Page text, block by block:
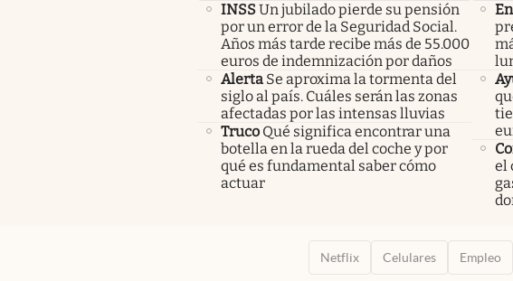
INSSUn jubilado pierde su pensión
por un error de la Seguridad Social.
Años más tarde recibe más de 55.000
euros de indemnización por daños
Alerta Se aproxima la tormenta del
siglo al país. Cuáles serán las zonas
afectadas por las intensas lluvias
Truco Qué significa encontrar una
botella en la rueda del coche y por
qué es fundamental saber cómo
actuar
el
Netflix Celulares Empleo